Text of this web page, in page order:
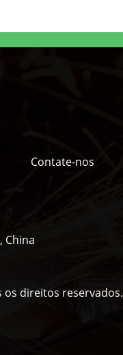
Contate-nos
China
os direitos reservados.